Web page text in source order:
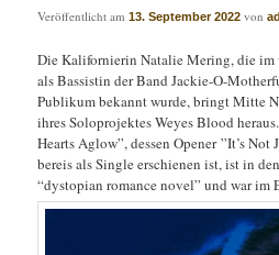
Veröffentlicht am13. September 2022 von
Die Kalifornierin Natalie Mering, die im
als Bassistin der Band Jackie-O-
Publikum bekannt wurde, bringt Mitte
ihres Soloprojektes Weyes Blood
Hearts Aglow”, dessen Opener ”It’s Not
bereis als Single erschienen ist, ist in
“dystopian romance novel” und war im